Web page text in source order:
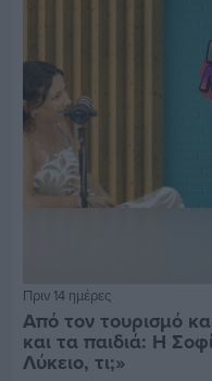
Πριν 14 ημέρες
Από τον τουρισμό
και τα παιδιά: Η
Λύκειο, τι;»